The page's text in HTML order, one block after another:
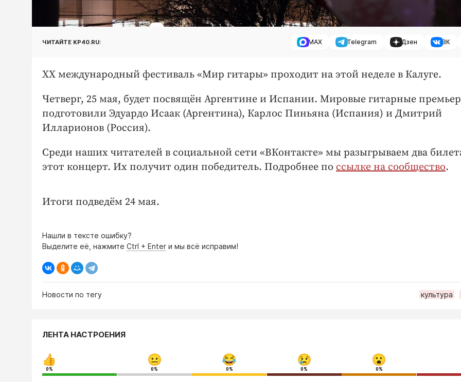
ЧИТАЙТЕ KP40.RU: MAX Telegram Дзен ВК
XX международный фестиваль «Мир гитары» проходит на этой неделе в Калуге.
Четверг, 25 мая, будет посвящён Аргентине и Испании. Мировые гитарные
подготовили Эдуардо Исаак (Аргентина), Карлос Пиньяна (Испания) и Дмитрий
Илларионов (Россия).
Среди наших читателей в социальной сети «ВКонтакте» мы разыгрываем два
этот концерт. Их получит один победитель. Подробнее по ссылке на сообщество.
Итоги подведём 24 мая.
Нашли в тексте ошибку?
Выделите её, нажмите Ctrl + Enter и мы всё исправим!
Новости по тегу культура
ЛЕНТА НАСТРОЕНИЯ
0% 0% 0% 0% 0%